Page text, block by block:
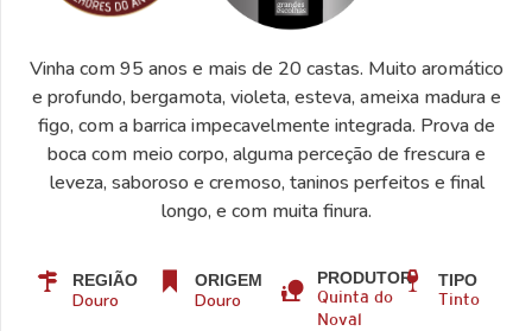
Vinha com 95 anos e mais de 20 castas. Muito aromático
e profundo, bergamota, violeta, esteva, ameixa madura e
figo, com a barrica impecavelmente integrada. Prova de
boca com meio corpo, alguma perceção de frescura e
leveza, saboroso e cremoso, taninos perfeitos e final
longo, e com muita finura.
REGIÃO
Douro
ORIGEM
Douro
PRODUTOR
Quinta do
Noval
TIPO
Tinto